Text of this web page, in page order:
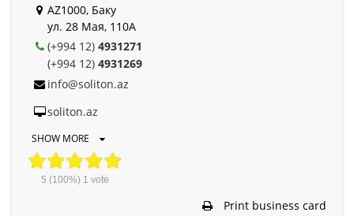
AZ1000, Баку
ул. 28 Мая, 110А
(+994 12) 4931271
(+994 12) 4931269
info@soliton.az
soliton.az
SHOW MORE
5 (100%) 1 vote
Print business card